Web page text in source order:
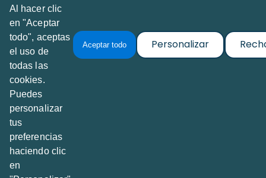
Al hacer clic
en "Aceptar
todo", aceptas
el uso de
todas las
cookies.
Puedes
personalizar
tus
preferencias
haciendo clic
en
Aceptar todo Personalizar
Contacto
Sobre el proyecto
Acerca de Pidala.info
Política de Privacidad & Cookies
Términos y Condiciones de Uso
Toda la información de pidala.info proviene de fuentes
públicas y se reutiliza según la legislación de datos del país
publicador.